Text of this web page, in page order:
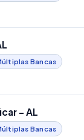
Bancas
- AL
Bancas